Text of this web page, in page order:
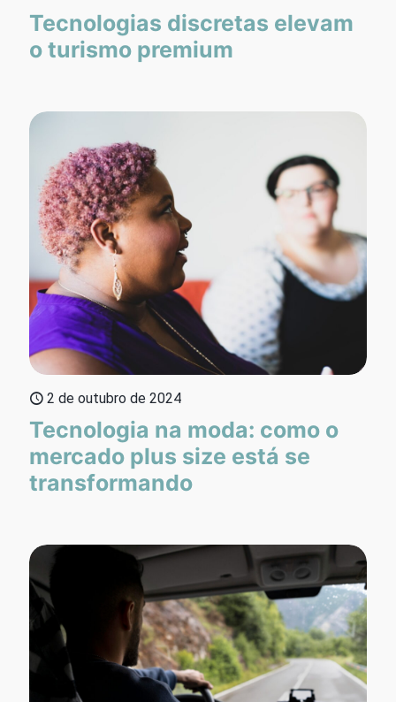
Tecnologias discretas elevam
o turismo premium
2 de outubro de 2024
Tecnologia na moda: como o
mercado plus size está se
transformando